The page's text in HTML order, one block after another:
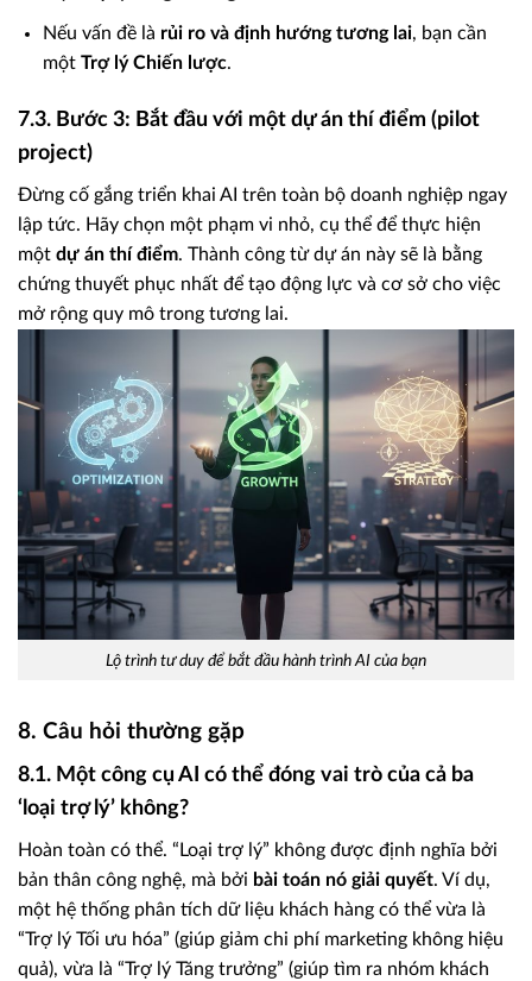
Nếu vấn đề là rủi ro và định hướng tương lai, bạn cần
một Trợ lý Chiến lược.
7.3. Bước 3: Bắt đầu với một dự án thí điểm (pilot
project)
Đừng cố gắng triển khai AI trên toàn bộ doanh nghiệp ngay
lập tức. Hãy chọn một phạm vi nhỏ, cụ thể để thực hiện
một dự án thí điểm. Thành công từ dự án này sẽ là bằng
chứng thuyết phục nhất để tạo động lực và cơ sở cho việc
mở rộng quy mô trong tương lai.
Lộ trình tư duy để bắt đầu hành trình AI của bạn
8. Câu hỏi thường gặp
8.1. Một công cụ AI có thể đóng vai trò của cả ba
‘loại trợ lý’ không?
Hoàn toàn có thể. “Loại trợ lý” không được định nghĩa bởi
bản thân công nghệ, mà bởi bài toán nó giải quyết. Ví dụ,
một hệ thống phân tích dữ liệu khách hàng có thể vừa là
“Trợ lý Tối ưu hóa” (giúp giảm chi phí marketing không hiệu
quả), vừa là “Trợ lý Tăng trưởng” (giúp tìm ra nhóm khách